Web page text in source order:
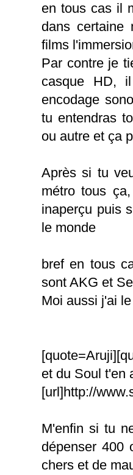
en tous cas il
dans certaine
films
Par contre je
casque HD,
encodage
tu entendras
ou autre et ça
Après si tu
métro tous
inaperçu puis
le monde
bref en tous
sont AKG et
Moi aussi j'ai
et du Soul t'en
[url]http://
M'enfin si tu
dépenser 400
chers et de